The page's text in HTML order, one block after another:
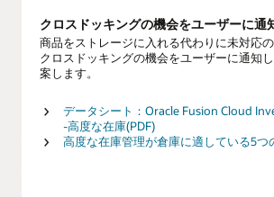
クロスドッキングの機会をユーザーに通
商品をストレージに入れる代わりに未対応
クロスドッキングの機会をユーザーに通知
案します。
データシート：Oracle Fusion Cloud
-高度な在庫(PDF)
高度な在庫管理が倉庫に適している5つ